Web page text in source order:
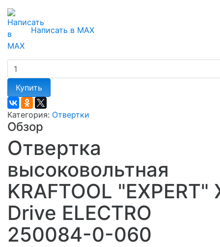
Написать в MAX
Купить
Категория: Отвертки
Обзор
Отвертка
высоковольтная
KRAFTOOL "EXPERT"
Drive ELECTRO
250084-0-060